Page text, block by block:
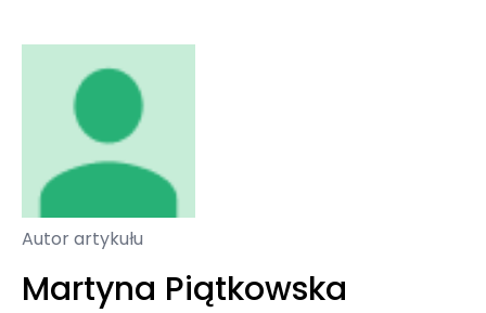
Autor artykułu
Martyna Piątkowska